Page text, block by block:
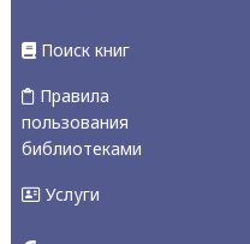
Поиск книг
Правила
пользования
библиотеками
Услуги